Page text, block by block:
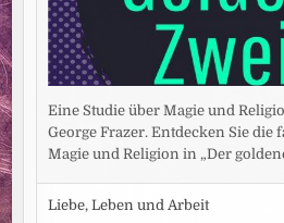
Eine Studie über Magie und
George Frazer. Entdecken Sie die
Magie und Religion in „Der
Liebe, Leben und Arbeit